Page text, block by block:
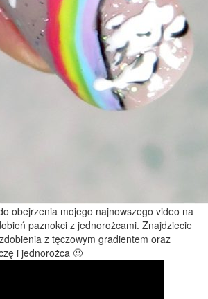
obejrzenia mojego najnowszego video na
paznokci z jednorożcami. Znajdziecie
z tęczowym gradientem oraz
i jednorożca 🙂